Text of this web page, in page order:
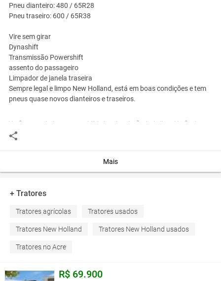
Pneu dianteiro: 480 / 65R28
Pneu traseiro: 600 / 65R38
Vire sem girar
Dynashift
Transmissão Powershift
assento do passageiro
Limpador de janela traseira
Sempre legal e limpo New Holland, está em boas condições e tem
pneus quase novos dianteiros e traseiros.
Você assume toda a responsabilidade pela cotação deste item. Você acha que
este anúncio é contra a política de Agroads?
Mais
+ Tratores
Tratores agrícolas Tratores usados
Tratores New Holland Tratores New Holland usados
Tratores no Acre
R$ 69.900